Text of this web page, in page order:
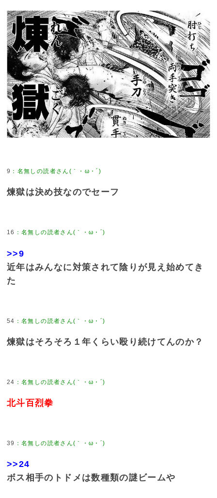
9
煉獄は決め技なのでセーフ
16
>>9
近年はみんなに対策されて陰りが見え始めてき
た
54
煉獄はそろそろ１年くらい殴り続けてんのか？
24
北斗百烈拳
39
>>24
ボス相手のトドメは数種類の謎ビームや